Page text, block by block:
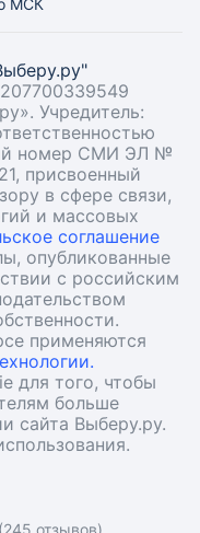
МСК
Учредитель:
номер СМИ ЭЛ №
присвоенный
в сфере связи,
и массовых
соглашение
опубликованные
с российским
применяются
для того, чтобы
больше
сайта Выберу.ру.